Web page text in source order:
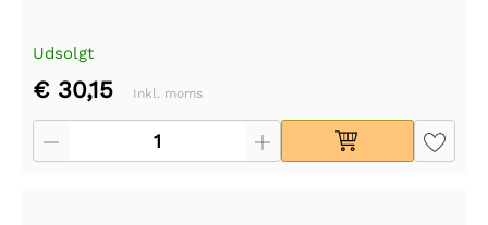
Udsolgt
€ 30,15 Inkl. moms